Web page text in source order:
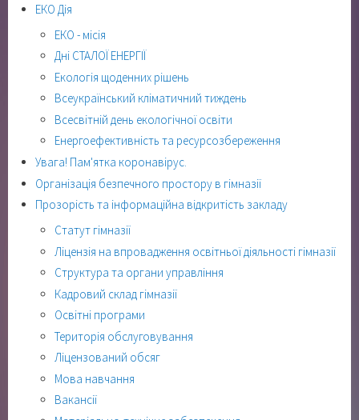
ЕКО Дія
ЕКО - місія
Дні СТАЛОЇ ЕНЕРГІЇ
Екологія щоденних рішень
Всеукраїнський кліматичний тиждень
Всесвітній день екологічної освіти
Енергоефективність та ресурсозбереження
Увага! Пам'ятка коронавірус.
Організація безпечного простору в гімназії
Прозорість та інформаційна відкритість закладу
Статут гімназії
Ліцензія на впровадження освітньої діяльності гімназії
Структура та органи управління
Кадровий склад гімназії
Освітні програми
Територія обслуговування
Ліцензований обсяг
Мова навчання
Вакансії